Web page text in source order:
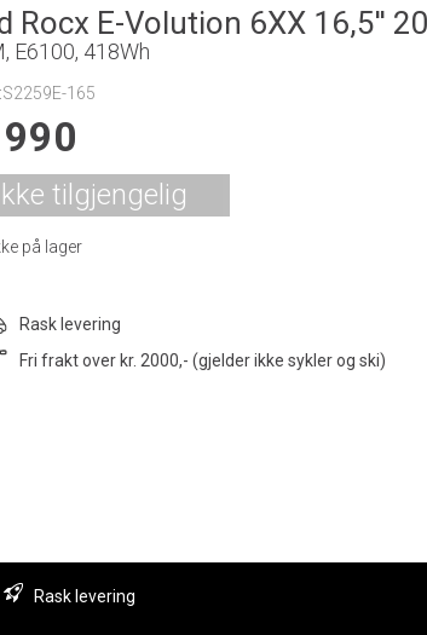
Rocx E-Volution 6XX 16,5''
E6100, 418Wh
S2259E-165
tilgjengelig
på lager
Rask levering
Fri frakt over kr. 2000,- (gjelder ikke sykler og ski)
Rask levering